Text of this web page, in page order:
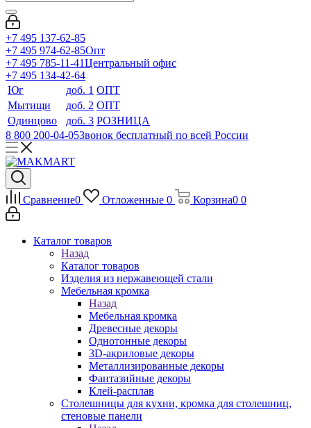
+7 495 137-62-85
+7 495 974-62-85Опт
+7 495 785-11-41Центральный офис
+7 495 134-42-64
Юг
доб. 1 ОПТ
Мытищи
доб. 2 ОПТ
Одинцово
доб. 3 РОЗНИЦА
8 800 200-04-05Звонок бесплатный по всей России
Сравнение0 Отложенные 0 Корзина0 0
Каталог товаров
Назад
Каталог товаров
Изделия из нержавеющей стали
Мебельная кромка
Назад
Мебельная кромка
Древесные декоры
Однотонные декоры
3D-акриловые декоры
Металлизированные декоры
Фантазийные декоры
Клей-расплав
Столешницы для кухни, кромка для столешниц,
стеновые панели